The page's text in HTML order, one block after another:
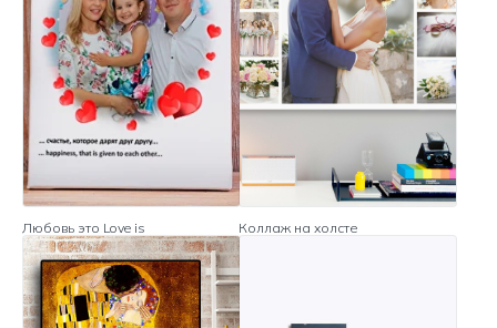
Любовь это Love is Коллаж на холсте